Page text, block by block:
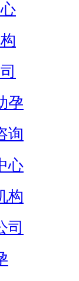
孕
询
心
构
司